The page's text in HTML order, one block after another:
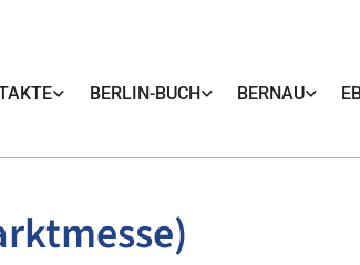
BERLIN-BUCH BERNAU